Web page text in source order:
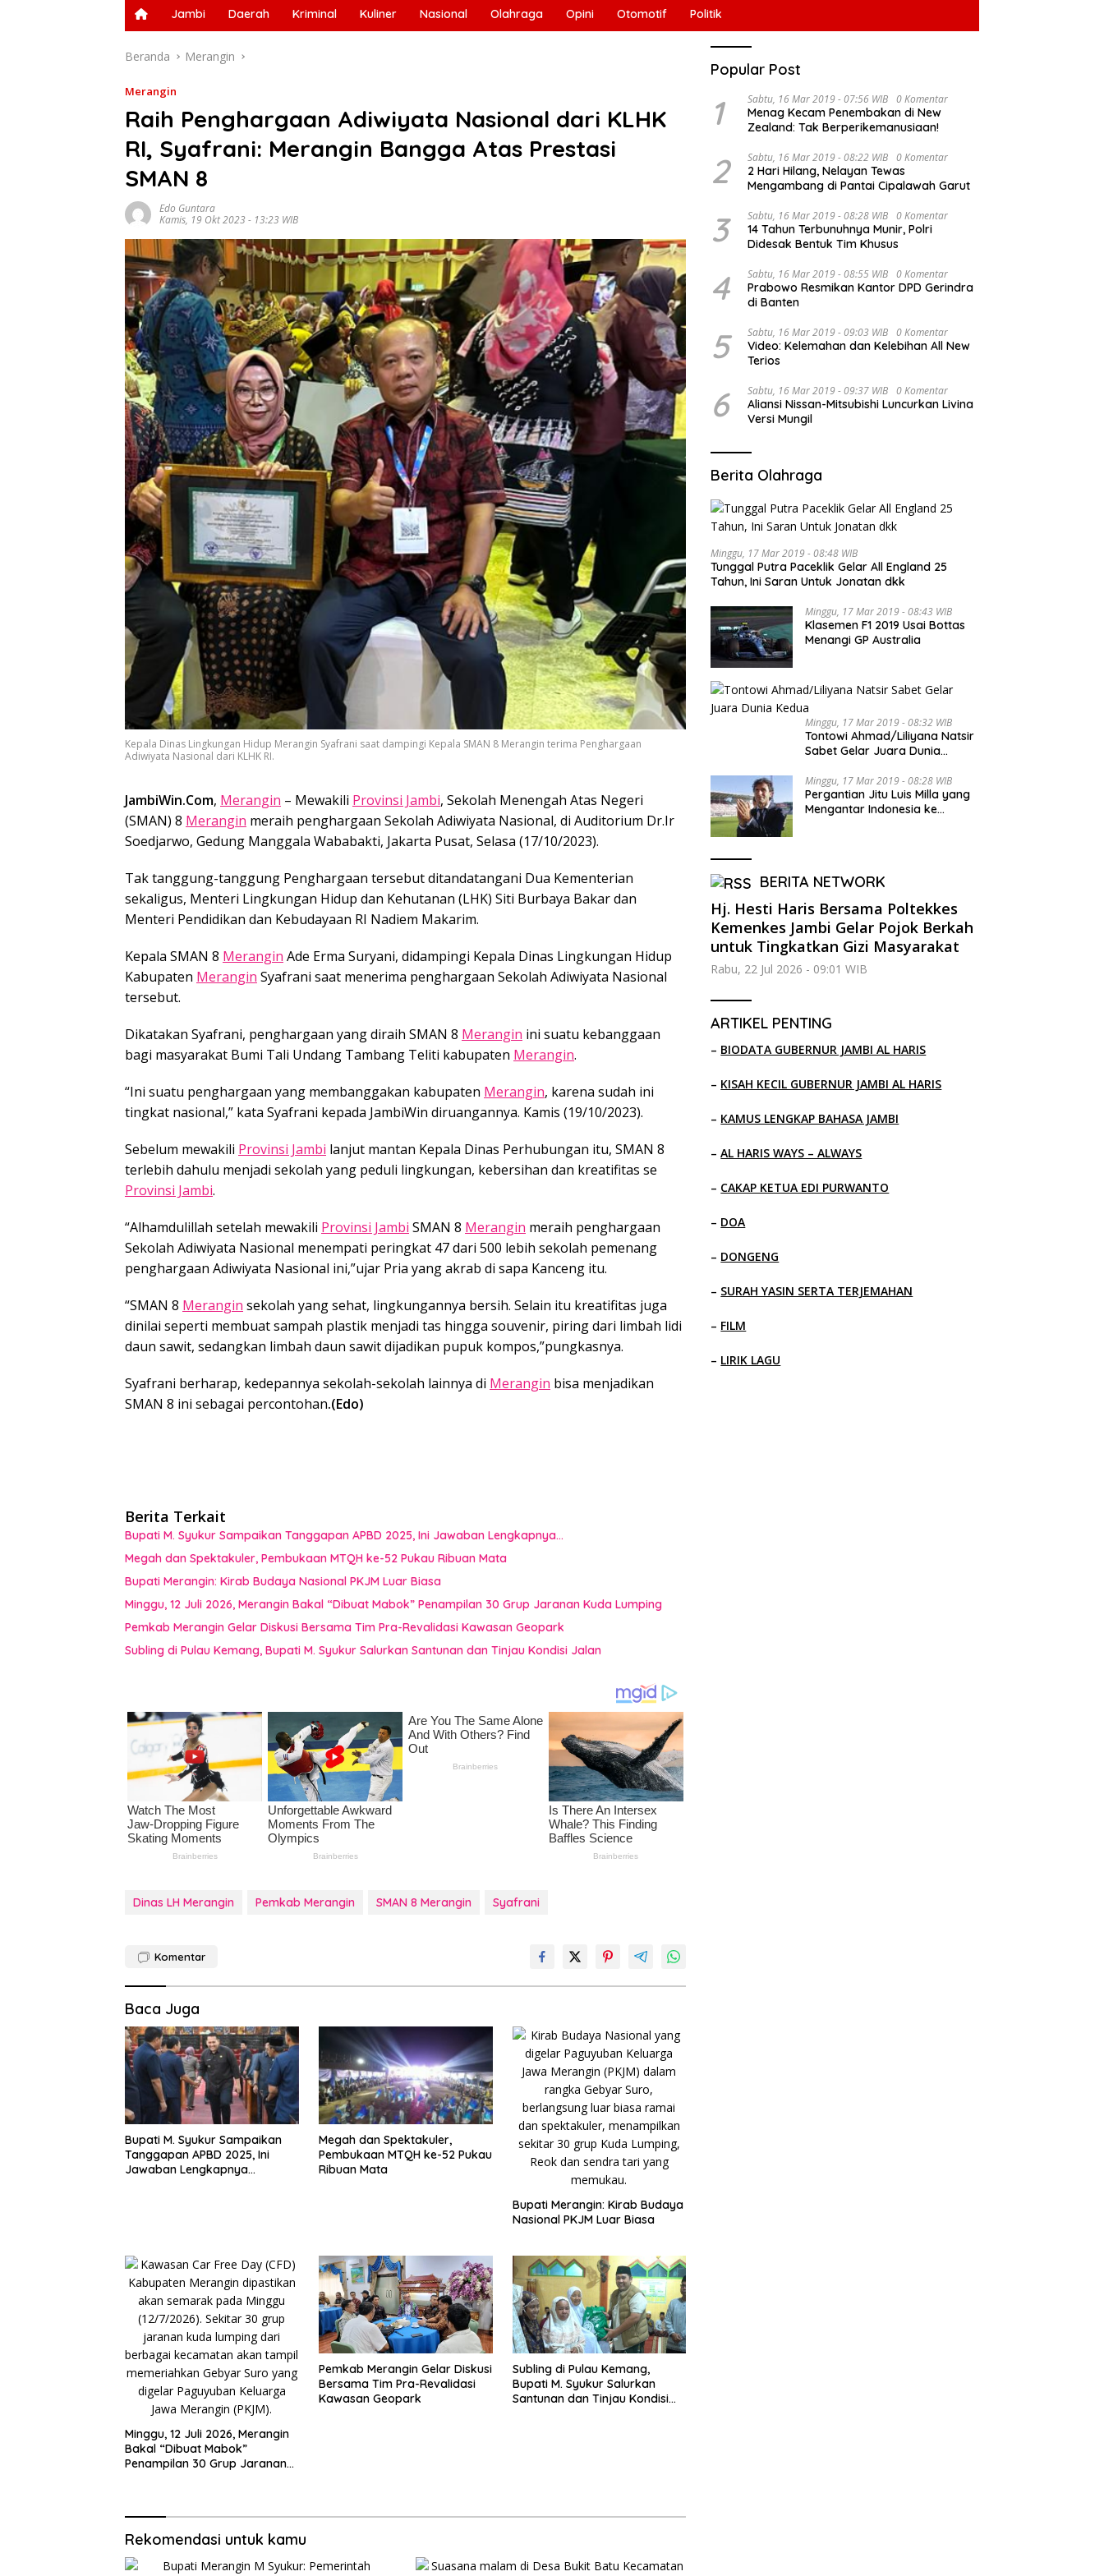
Jambi Daerah Kriminal Kuliner Nasional Olahraga Opini Otomotif Politik
Beranda Merangin
Merangin
Raih Penghargaan Adiwiyata Nasional dari KLHK
RI, Syafrani: Merangin Bangga Atas Prestasi
SMAN 8
Edo Guntara
Kamis, 19 Okt 2023 - 13:23 WIB
Kepala Dinas Lingkungan Hidup Merangin Syafrani saat dampingi Kepala SMAN 8 Merangin terima Penghargaan
Adiwiyata Nasional dari KLHK RI.
JambiWin.Com, Merangin – Mewakili Provinsi Jambi, Sekolah Menengah Atas Negeri
(SMAN) 8 Merangin meraih penghargaan Sekolah Adiwiyata Nasional, di Auditorium Dr.Ir
Soedjarwo, Gedung Manggala Wababakti, Jakarta Pusat, Selasa (17/10/2023).
Tak tanggung-tanggung Penghargaan tersebut ditandatangani Dua Kementerian
sekaligus, Menteri Lingkungan Hidup dan Kehutanan (LHK) Siti Burbaya Bakar dan
Menteri Pendidikan dan Kebudayaan RI Nadiem Makarim.
Kepala SMAN 8 Merangin Ade Erma Suryani, didampingi Kepala Dinas Lingkungan Hidup
Kabupaten Merangin Syafrani saat menerima penghargaan Sekolah Adiwiyata Nasional
tersebut.
Dikatakan Syafrani, penghargaan yang diraih SMAN 8 Merangin ini suatu kebanggaan
bagi masyarakat Bumi Tali Undang Tambang Teliti kabupaten Merangin.
“Ini suatu penghargaan yang membanggakan kabupaten Merangin, karena sudah ini
tingkat nasional,” kata Syafrani kepada JambiWin diruangannya. Kamis (19/10/2023).
Sebelum mewakili Provinsi Jambi lanjut mantan Kepala Dinas Perhubungan itu, SMAN 8
terlebih dahulu menjadi sekolah yang peduli lingkungan, kebersihan dan kreatifitas se
Provinsi Jambi.
“Alhamdulillah setelah mewakili Provinsi Jambi SMAN 8 Merangin meraih penghargaan
Sekolah Adiwiyata Nasional menempati peringkat 47 dari 500 lebih sekolah pemenang
penghargaan Adiwiyata Nasional ini,”ujar Pria yang akrab di sapa Kanceng itu.
“SMAN 8 Merangin sekolah yang sehat, lingkungannya bersih. Selain itu kreatifitas juga
dinilai seperti membuat sampah plastik menjadi tas hingga souvenir, piring dari limbah lidi
daun sawit, sedangkan limbah daun sawit dijadikan pupuk kompos,”pungkasnya.
Syafrani berharap, kedepannya sekolah-sekolah lainnya di Merangin bisa menjadikan
SMAN 8 ini sebagai percontohan.(Edo)
Berita Terkait
Bupati M. Syukur Sampaikan Tanggapan APBD 2025, Ini Jawaban Lengkapnya…
Megah dan Spektakuler, Pembukaan MTQH ke-52 Pukau Ribuan Mata
Bupati Merangin: Kirab Budaya Nasional PKJM Luar Biasa
Minggu, 12 Juli 2026, Merangin Bakal “Dibuat Mabok” Penampilan 30 Grup Jaranan Kuda Lumping
Pemkab Merangin Gelar Diskusi Bersama Tim Pra-Revalidasi Kawasan Geopark
Subling di Pulau Kemang, Bupati M. Syukur Salurkan Santunan dan Tinjau Kondisi Jalan
Dinas LH Merangin Pemkab Merangin SMAN 8 Merangin Syafrani
Komentar
Baca Juga
Bupati M. Syukur Sampaikan
Tanggapan APBD 2025, Ini
Jawaban Lengkapnya…
Megah dan Spektakuler,
Pembukaan MTQH ke-52 Pukau
Ribuan Mata
Bupati Merangin: Kirab Budaya
Nasional PKJM Luar Biasa
Minggu, 12 Juli 2026, Merangin
Bakal “Dibuat Mabok”
Penampilan 30 Grup Jaranan
Pemkab Merangin Gelar Diskusi
Bersama Tim Pra-Revalidasi
Kawasan Geopark
Subling di Pulau Kemang,
Bupati M. Syukur Salurkan
Santunan dan Tinjau Kondisi
Rekomendasi untuk kamu
Popular Post
1 Sabtu, 16 Mar 2019 - 07:56 WIB 0 Komentar
Menag Kecam Penembakan di New
Zealand: Tak Berperikemanusiaan!
2 Sabtu, 16 Mar 2019 - 08:22 WIB 0 Komentar
2 Hari Hilang, Nelayan Tewas
Mengambang di Pantai Cipalawah Garut
3 Sabtu, 16 Mar 2019 - 08:28 WIB 0 Komentar
14 Tahun Terbunuhnya Munir, Polri
Didesak Bentuk Tim Khusus
4 Sabtu, 16 Mar 2019 - 08:55 WIB 0 Komentar
Prabowo Resmikan Kantor DPD Gerindra
di Banten
5 Sabtu, 16 Mar 2019 - 09:03 WIB 0 Komentar
Video: Kelemahan dan Kelebihan All New
Terios
6 Sabtu, 16 Mar 2019 - 09:37 WIB 0 Komentar
Aliansi Nissan-Mitsubishi Luncurkan Livina
Versi Mungil
Berita Olahraga
Minggu, 17 Mar 2019 - 08:48 WIB
Tunggal Putra Paceklik Gelar All England 25
Tahun, Ini Saran Untuk Jonatan dkk
Minggu, 17 Mar 2019 - 08:43 WIB
Klasemen F1 2019 Usai Bottas
Menangi GP Australia
Minggu, 17 Mar 2019 - 08:32 WIB
Tontowi Ahmad/Liliyana Natsir
Sabet Gelar Juara Dunia
Minggu, 17 Mar 2019 - 08:28 WIB
Pergantian Jitu Luis Milla yang
Mengantar Indonesia ke
BERITA NETWORK
Hj. Hesti Haris Bersama Poltekkes
Kemenkes Jambi Gelar Pojok Berkah
untuk Tingkatkan Gizi Masyarakat
Rabu, 22 Jul 2026 - 09:01 WIB
ARTIKEL PENTING
– BIODATA GUBERNUR JAMBI AL HARIS
– KISAH KECIL GUBERNUR JAMBI AL HARIS
– KAMUS LENGKAP BAHASA JAMBI
–AL HARIS WAYS – ALWAYS
– CAKAP KETUA EDI PURWANTO
– DOA
– DONGENG
– SURAH YASIN SERTA TERJEMAHAN
– FILM
– LIRIK LAGU